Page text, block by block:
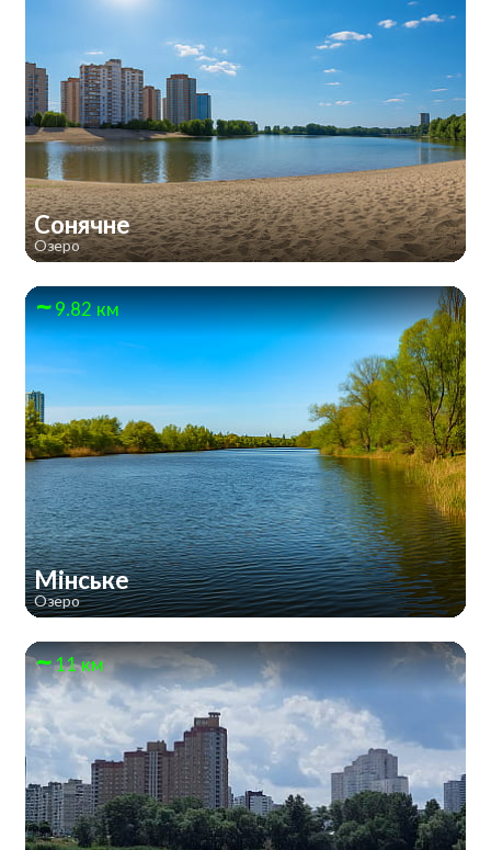
Сонячне
Озеро
9.82 км
Мінське
Озеро
11 км